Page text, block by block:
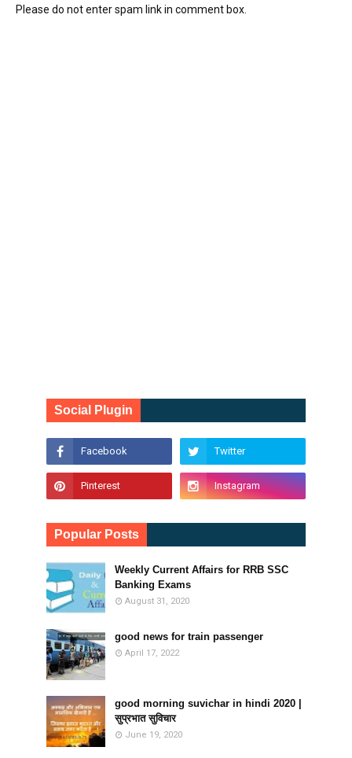
Please do not enter spam link in comment box.
Social Plugin
Popular Posts
Weekly Current Affairs for RRB SSC
Banking Exams
August 31, 2020
good news for train passenger
April 17, 2022
good morning suvichar in hindi 2020 |
सुप्रभात सुविचार
June 19, 2020